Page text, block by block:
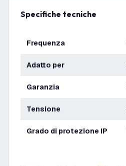
Specifiche tecniche
Frequenza
Adatto per
Garanzia
Tensione
Grado di protezione IP